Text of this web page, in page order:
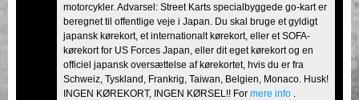
Tokyo Asakusa Osaka
Okinawa
motorcykler. Advarsel: Street Karts specialbyggede go-kart er
beregnet til offentlige veje i Japan. Du skal bruge et gyldigt
japansk kørekort, et internationalt kørekort, eller et SOFA-
kørekort for US Forces Japan, eller dit eget kørekort og en
officiel japansk oversættelse af kørekortet, hvis du er fra
Schweiz, Tyskland, Frankrig, Taiwan, Belgien, Monaco. Husk!
INGEN KØREKORT, INGEN KØRSEL!! For mere info